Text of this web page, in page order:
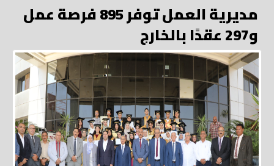
مديرية العمل توفر 895 فرصة عمل
و297 عقدًا بالخارج